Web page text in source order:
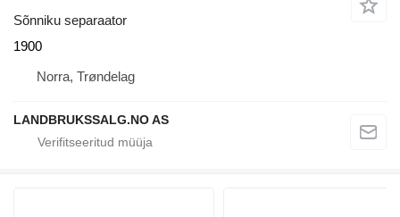
Sõnniku separaator
1900
Norra, Trøndelag
LANDBRUKSSALG.NO AS